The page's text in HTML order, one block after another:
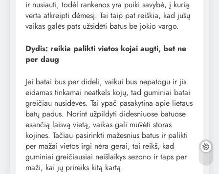
ir nusiauti, todėl rankenos yra puiki savybė, į kurią
verta atkreipti dėmesį. Tai taip pat reiškia, kad jūsų
vaikas galės pats užsidėti batus be jokio vargo.
Dydis: reikia palikti vietos kojai augti, bet ne
per daug
Jei batai bus per dideli, vaikui bus nepatogu ir jis
eidamas tinkamai neatkels kojų, tad guminiai batai
greičiau nusidėvės. Tai ypač pasakytina apie lietaus
batų padus. Norint užpildyti didesniuose batuose
esančią laisvą vietą, vaikas gali mūvėti storas
kojines. Tačiau pasirinkti mažesnius batus ir palikti
per mažai vietos irgi nėra gerai, tai reikš, kad
guminiai greičiausiai neišlaikys sezono ir taps per
maži, kai jų prireiks kitą kartą.